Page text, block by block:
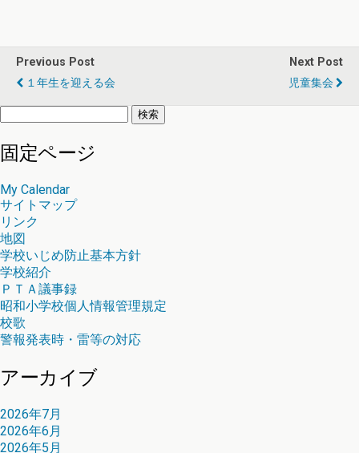
Previous Post
１年生を迎える会
Next Post
児童集会
検
固定ページ
My Calendar
サイトマップ
リンク
地図
学校いじめ防止基本方針
学校紹介
ＰＴＡ議事録
昭和小学校個人情報管理規定
校歌
警報発表時・雷等の対応
アーカイブ
2026年7月
2026年6月
2026年5月